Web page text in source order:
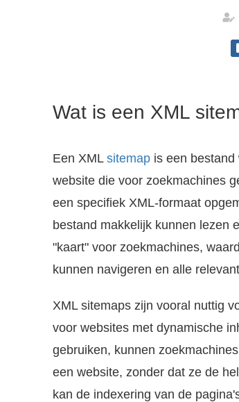
Wat is een XML
Een XML sitemapis een bestand
website die voor zoekmachines
een specifiek XML-formaat
bestand makkelijk kunnen lezen
"kaart" voor zoekmachines,
kunnen navigeren en alle
XML sitemaps zijn vooral nuttig
voor websites met dynamische
gebruiken, kunnen
een website, zonder dat ze de
kan de indexering van de